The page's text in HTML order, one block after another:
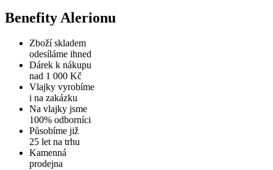
Benefity Alerionu
Zboží skladem
odesíláme ihned
Dárek k nákupu
nad 1 000 Kč
Vlajky vyrobíme
i na zakázku
Na vlajky jsme
100% odborníci
Působíme již
25 let na trhu
Kamenná
prodejna